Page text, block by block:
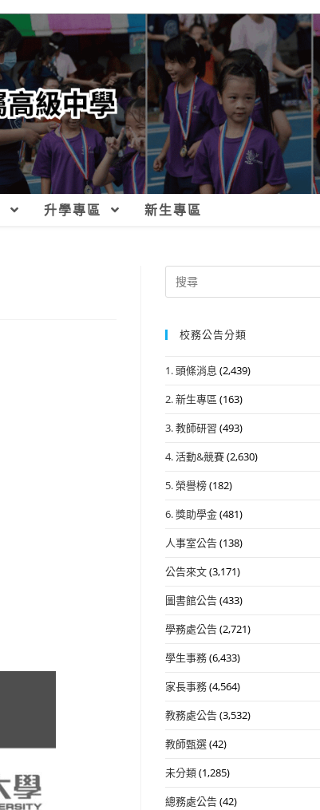
升學專區 新生專區
Search
for:
校務公告分類
1. 頭條消息 (2,439)
2. 新生專區 (163)
3. 教師研習 (493)
4. 活動&競賽(2,630)
5. 榮譽榜(182)
6. 獎助學金(481)
人事室公告(138)
公告來文(3,171)
圖書館公告(433)
學務處公告(2,721)
學生事務(6,433)
家長事務(4,564)
教務處公告(3,532)
教師甄選(42)
未分類(1,285)
總務處公告(42)